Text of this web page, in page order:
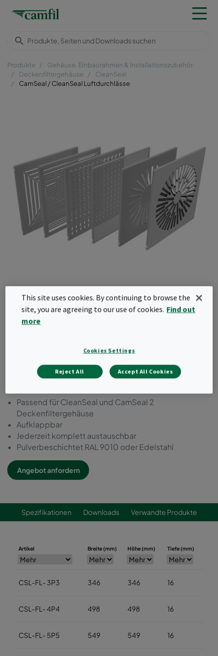
Produkte
Gehäuse, Einbaurahmen & Installationszubehör
Deckenfiltergehäuse
CleanSeal
CamSeal / CleanSeal Luftdurchlässe
CamSeal / CleanSeal
Luftdurchlässe für Deckenfiltergehäuse CamSeal
2 und CleanSeal von Camfil. In verschiedenen
Ausführungen erhältlich.
Passend für CleanSeal und CamSeal 2
Deckenfiltergehäuse
Aufklappbar
Jederzeit komplett austauschbar
Pulverbeschichtet RAL 9010 oder Edelstahl
Angebot anfordern
Spezifikationen Downloads Verwandte Produkte
Artikel Breite (mm) Höhe (mm) Tiefe (mm)
CSL-FL- 3P3 346 346 16
CSL-FL- 4P4 498 498 16
CSL-FL- 5P5 549 549 16
This site uses cookies. By continuing to browse the
site, you are agreeing to our use of cookies. Find out
more
Cookies Settings
Reject All Accept All Cookies